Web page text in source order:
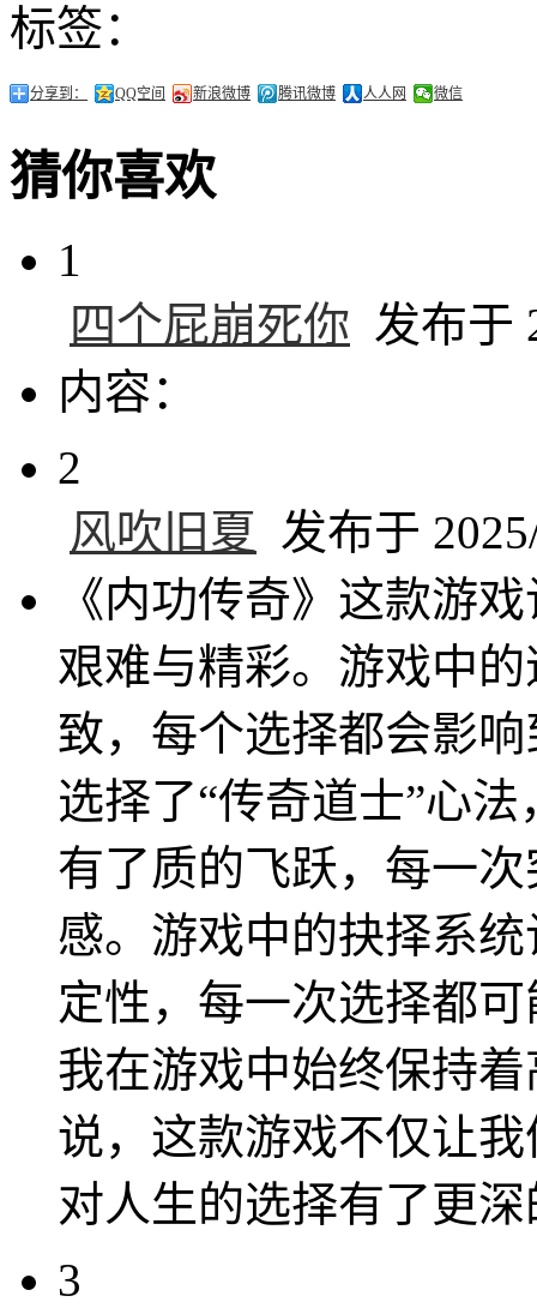
标签：
分享到： QQ空间 新浪微博 腾讯微博 人人网 微信
猜你喜欢
1
四个屁崩死你 发布于
内容：
2
风吹旧夏 发布于
《内功传奇》这款游
艰难与精彩。游戏中
致，每个选择都会影
选择了“传奇道士”心
有了质的飞跃，每一
感。游戏中的抉择系
定性，每一次选择都
我在游戏中始终保持
说，这款游戏不仅让
对人生的选择有了更
3